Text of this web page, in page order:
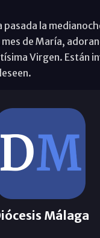
pasada la
de María,
Virgen. Están
Málaga